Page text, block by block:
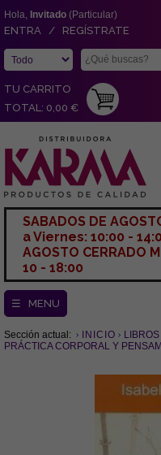
Hola, Invitado (Particular)
ENTRA / REGÍSTRATE
TU CARRITO
TOTAL: 0,00 €
SABADOS DE
a Viernes: 10:00 -
AGOSTO CERRADO
10 - 18:00
☰ MENU
Sección actual: INICIO
PRÁCTICA CORPORAL Y